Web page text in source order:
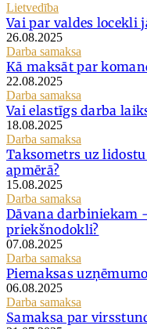
Lietvedība
Vai par valdes locekli
26.08.2025
Darba samaksa
Kā maksāt par
22.08.2025
Darba samaksa
Vai elastīgs darba
18.08.2025
Darba samaksa
Taksometrs uz
apmērā?
15.08.2025
Darba samaksa
Dāvana
priekšnodokli?
07.08.2025
Darba samaksa
Piemaksas
06.08.2025
Darba samaksa
Samaksa par